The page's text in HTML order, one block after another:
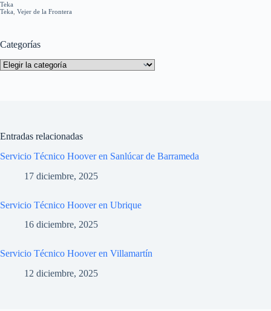
Teka
Teka Vejer de la Frontera
Categorías
Categorías
Entradas relacionadas
Servicio Técnico Hoover en Sanlúcar de Barrameda
17 diciembre, 2025
Servicio Técnico Hoover en Ubrique
16 diciembre, 2025
Servicio Técnico Hoover en Villamartín
12 diciembre, 2025